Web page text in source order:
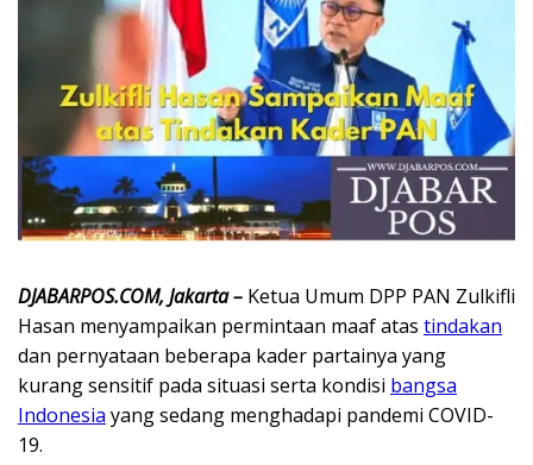
DJABARPOS.COM, Jakarta – Ketua Umum DPP PAN Zulkifli
Hasan menyampaikan permintaan maaf atas tindakan
dan pernyataan beberapa kader partainya yang
kurang sensitif pada situasi serta kondisi bangsa
Indonesia yang sedang menghadapi pandemi COVID-
19.